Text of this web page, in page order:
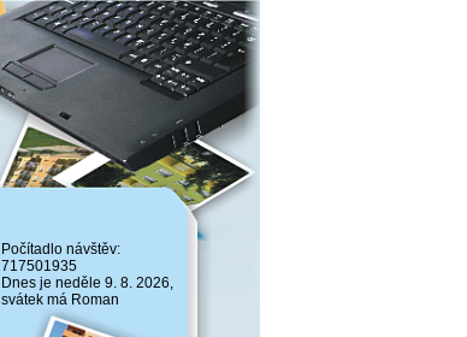
Počítadlo návštěv:
717501935
Dnes je neděle 9. 8. 2026,
svátek má Roman